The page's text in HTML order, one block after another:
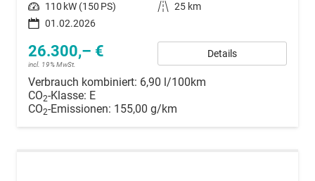
Leistung 110 kW (150 PS) Kilometerstand 25 km
01.02.2026
26.300,– €
incl. 19% MwSt.
Details
Verbrauch kombiniert: 6,90 l/100km
CO2-Klasse: E
CO2-Emissionen: 155,00 g/km